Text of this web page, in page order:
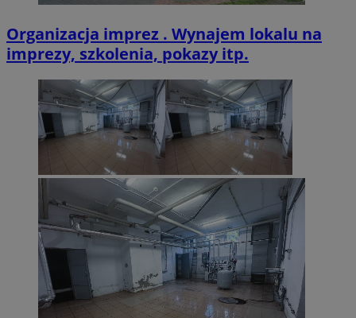
Organizacja imprez . Wynajem lokalu na
imprezy, szkolenia, pokazy itp.